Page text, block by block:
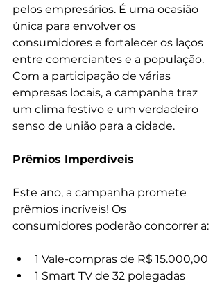
pelos empresários. É uma ocasião
única para envolver os
consumidores e fortalecer os laços
entre comerciantes e a população.
Com a participação de várias
empresas locais, a campanha traz
um clima festivo e um verdadeiro
senso de união para a cidade.
Prêmios Imperdíveis
Este ano, a campanha promete
prêmios incríveis! Os
consumidores poderão concorrer a:
1 Vale-compras de R$ 15.000,00
1 Smart TV de 32 polegadas